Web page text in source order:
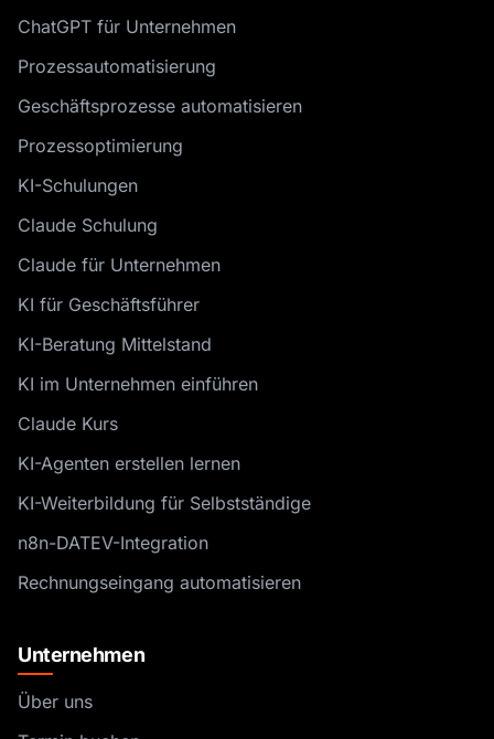
ChatGPT für Unternehmen
Prozessautomatisierung
Geschäftsprozesse automatisieren
Prozessoptimierung
KI-Schulungen
Claude Schulung
Claude für Unternehmen
KI für Geschäftsführer
KI-Beratung Mittelstand
KI im Unternehmen einführen
Claude Kurs
KI-Agenten erstellen lernen
KI-Weiterbildung für Selbstständige
n8n-DATEV-Integration
Rechnungseingang automatisieren
Unternehmen
Über uns